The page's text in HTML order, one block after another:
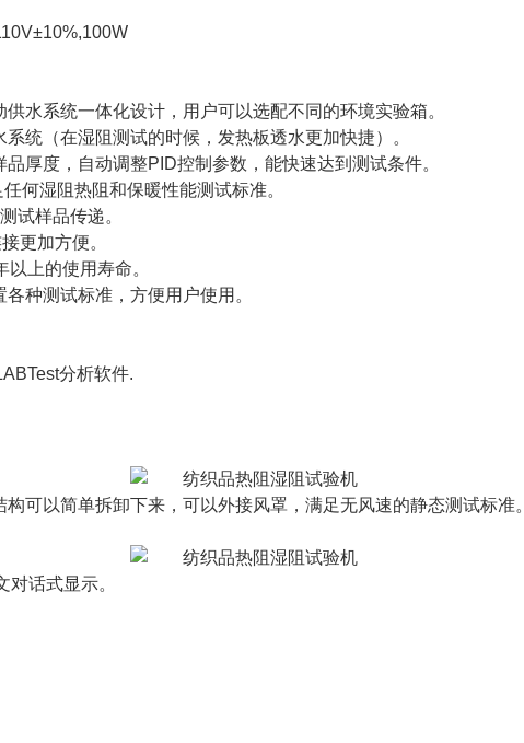
水系统一体化设计，用户可以选配不同的环境实验箱。
统（在湿阻测试的时候，发热板透水更加快捷）。
厚度，自动调整PID控制参数，能快速达到测试条件。
何湿阻热阻和保暖性能测试标准。
试样品传递。
更加方便。
上的使用寿命。
种测试标准，方便用户使用。
分析软件.
构可以简单拆卸下来，可以外接风罩，满足无风速的静态测试标准。
话式显示。